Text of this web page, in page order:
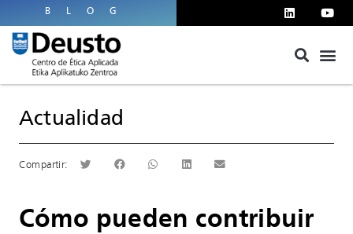
BLOG
Actualidad
Cómo pueden contribuir